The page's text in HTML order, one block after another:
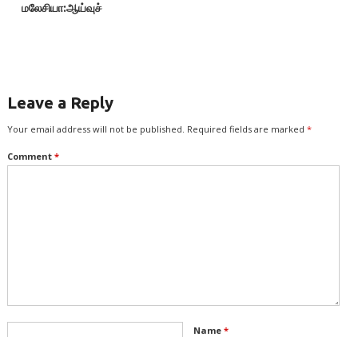
மலேசியா:ஆய்வுச்
Leave a Reply
Your email address will not be published. Required fields are marked *
Comment *
Name *